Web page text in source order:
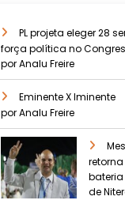
PL projeta eleger 28
força política no
por Analu Freire
Eminente X Iminente
por Analu Freire
de